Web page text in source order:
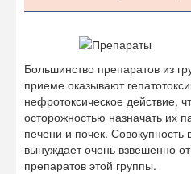
Большинство препаратов из
приеме оказывают
нефротоксическое действие,
осторожностью назначать их
печени и почек. Совокупность
вынуждает очень взвешенно
препаратов этой группы.